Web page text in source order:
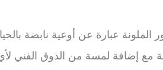
الملونة عبارة عن أوعية نابضة
مع إضافة لمسة من الذوق الفني